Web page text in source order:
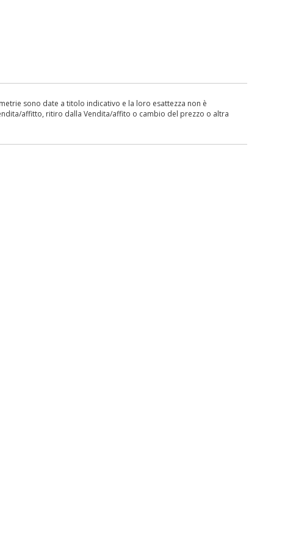
sono date a titolo indicativo e la loro esattezza non è
affitto, ritiro dalla Vendita/affito o cambio del prezzo o altra